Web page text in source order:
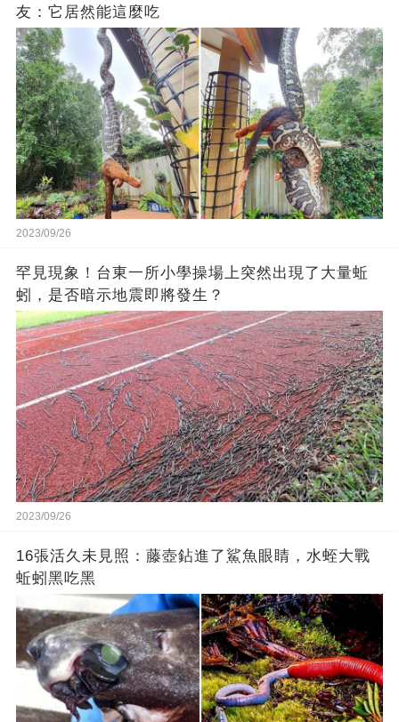
友：它居然能這麼吃
2023/09/26
罕見現象！台東一所小學操場上突然出現了大量蚯
蚓，是否暗示地震即將發生？
2023/09/26
16張活久未見照：藤壺鉆進了鯊魚眼睛，水蛭大戰
蚯蚓黑吃黑